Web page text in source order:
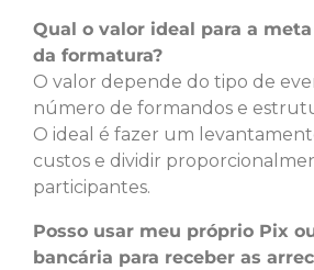
Qual o valor ideal para a
da formatura?
O valor depende do tipo de
número de formandos e
O ideal é fazer um
custos e dividir
participantes.
Posso usar meu próprio Pix
bancária para receber as